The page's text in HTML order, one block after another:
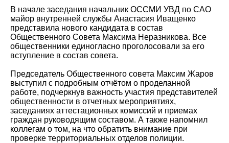
В начале заседания начальник ОССМИ УВД по САО
майор внутренней службы Анастасия Иващенко
представила нового кандидата в состав
Общественного Совета Максима Неразникова. Все
общественники единогласно проголосовали за его
вступление в состав совета.
Председатель Общественного совета Максим Жаров
выступил с подробным отчётом о проделанной
работе, подчеркнув важность участия представителей
общественности в отчетных мероприятиях,
заседаниях аттестационных комиссий и приемах
граждан руководящим составом. А также напомнил
коллегам о том, на что обратить внимание при
проверке территориальных отделов полиции.